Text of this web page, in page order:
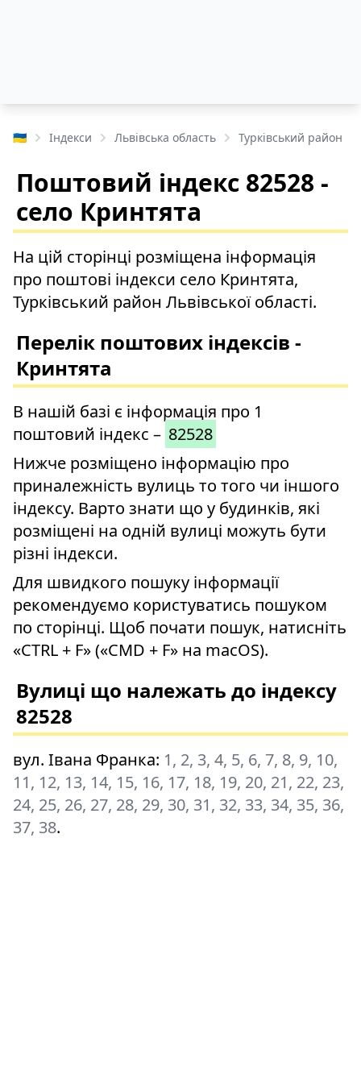
🇺🇦 Індекси Львівська область Турківський район
Поштовий індекс 82528 -
село Кринтята
На цій сторінці розміщена інформація
про поштові індекси село Кринтята,
Турківський район Львівської області.
Перелік поштових індексів -
Кринтята
В нашій базі є інформація про 1
поштовий індекс – 82528
Нижче розміщено інформацію про
приналежність вулиць то того чи іншого
індексу. Варто знати що у будинків, які
розміщені на одній вулиці можуть бути
різні індекси.
Для швидкого пошуку інформації
рекомендуємо користуватись пошуком
по сторінці. Щоб почати пошук, натисніть
«CTRL + F» («CMD + F» на macOS).
Вулиці що належать до індексу
82528
вул. Івана Франка: 1, 2, 3, 4, 5, 6, 7, 8, 9, 10,
11, 12, 13, 14, 15, 16, 17, 18, 19, 20, 21, 22, 23,
24, 25, 26, 27, 28, 29, 30, 31, 32, 33, 34, 35, 36,
37, 38.